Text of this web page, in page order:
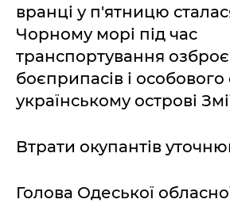
вранці у п'ятницю
Чорному морі під час
транспортування
боєприпасів і особового
українському острові
Втрати окупантів
Голова Одеської